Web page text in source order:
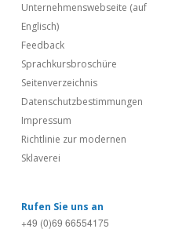
Unternehmenswebseite (auf
Englisch)
Feedback
Sprachkursbroschüre
Seitenverzeichnis
Datenschutzbestimmungen
Impressum
Richtlinie zur modernen
Sklaverei
Rufen Sie uns an
+49 (0)69 66554175